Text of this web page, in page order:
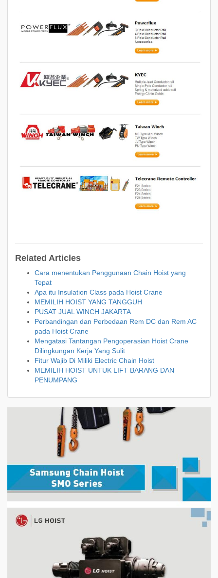
Related Articles
Cara menentukan Penggunaan Chain Hoist yang
Tepat
Apa itu Insulation Class pada Hoist Crane
MEMILIH HOIST YANG TANGGUH
PUSAT JUAL WINCH JAKARTA
Perbandingan dan Perbedaan Rem DC dan Rem AC
pada Hoist Crane
Mengatasi Tantangan Pengoperasian Hoist Crane
Dilingkungan Kerja Yang Sulit
Fitur Wajib Di Miliki Electric Chain Hoist
MEMILIH HOIST UNTUK LIFT BARANG DAN
PENUMPANG